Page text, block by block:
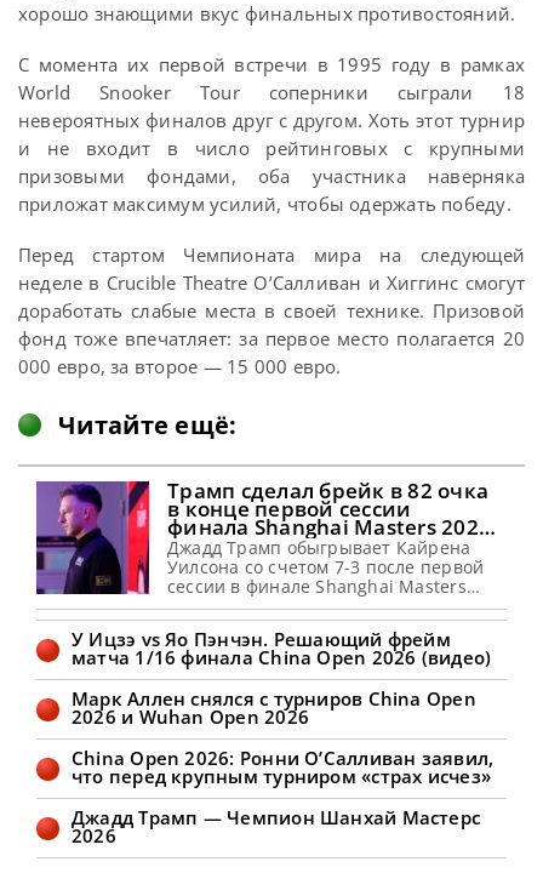
хорошо знающими вкус финальных противостояний.
С момента их первой встречи в 1995 году в рамках
World Snooker Tour соперники сыграли 18
невероятных финалов друг с другом. Хоть этот турнир
и не входит в число рейтинговых с крупными
призовыми фондами, оба участника наверняка
приложат максимум усилий, чтобы одержать победу.
Перед стартом Чемпионата мира на следующей
неделе в Crucible Theatre О’Салливан и Хиггинс смогут
доработать слабые места в своей технике. Призовой
фонд тоже впечатляет: за первое место полагается 20
000 евро, за второе — 15 000 евро.
Читайте ещё:
Трамп сделал брейк в 82 очка
в конце первой сессии
финала Shanghai Masters 2026
(видео)
Джадд Трамп обыгрывает Кайрена
Уилсона со счетом 7-3 после первой
сессии в финале Shanghai Masters
2026 Джадд Трамп ведет в счете 7-3 по
результатам начальной сессии в
финале Шанхай Мастерс 2026 против
Кайрена Уилсона. Джадд сделал
брейки в 73, 62, 67, 55 и 82 очка,
выиграв первую сессию у Кайрена
Уилсона с преимуществом 7-3.
Соперники
У Ицзэ vs Яо Пэнчэн. Решающий фрейм
матча 1/16 финала China Open 2026 (видео)
Марк Аллен снялся с турниров China Open
2026 и Wuhan Open 2026
China Open 2026: Ронни О’Салливан заявил,
что перед крупным турниром «страх исчез»
Джадд Трамп — Чемпион Шанхай Мастерс
2026